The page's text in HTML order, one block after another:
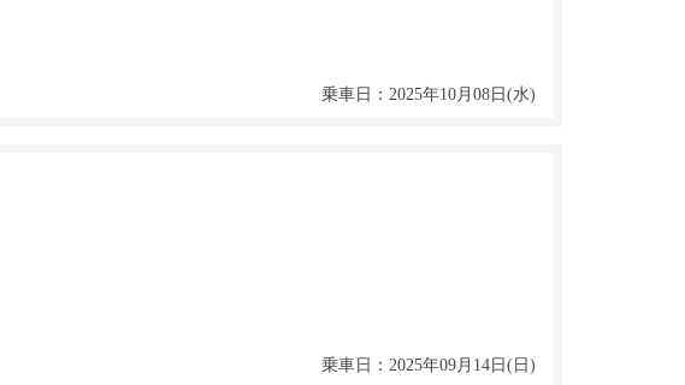
乗車日：2025年10月08日(水)
乗車日：2025年09月14日(日)